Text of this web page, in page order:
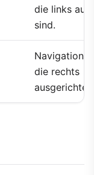
die links
sind.
die rechts
ausgerichtet